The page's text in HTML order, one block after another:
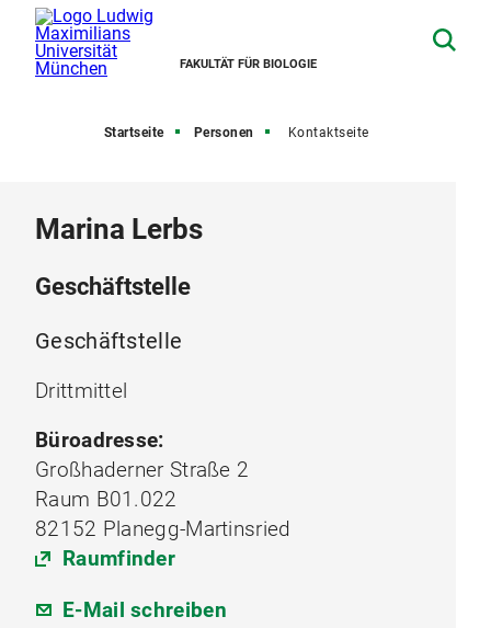
FAKULTÄT FÜR BIOLOGIE
Startseite Personen Kontaktseite
Marina Lerbs
Geschäftstelle
Geschäftstelle
Drittmittel
Büroadresse:
Großhaderner Straße 2
Raum B01.022
82152 Planegg-Martinsried
Raumfinder
E-Mail schreiben